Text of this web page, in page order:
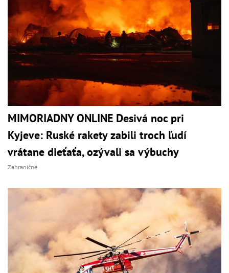
MIMORIADNY ONLINE Desivá noc pri
Kyjeve: Ruské rakety zabili troch ľudí
vrátane dieťaťa, ozývali sa výbuchy
Zahraničné